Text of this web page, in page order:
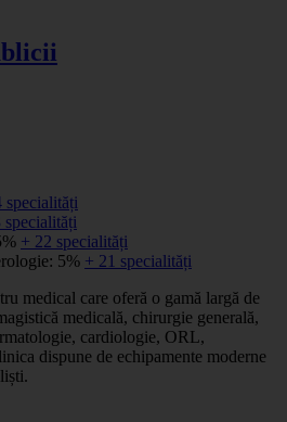
specialități
specialități
+ 22 specialități
5% + 21 specialități
medical care oferă o gamă largă de
medicală, chirurgie generală,
cardiologie, ORL,
dispune de echipamente moderne